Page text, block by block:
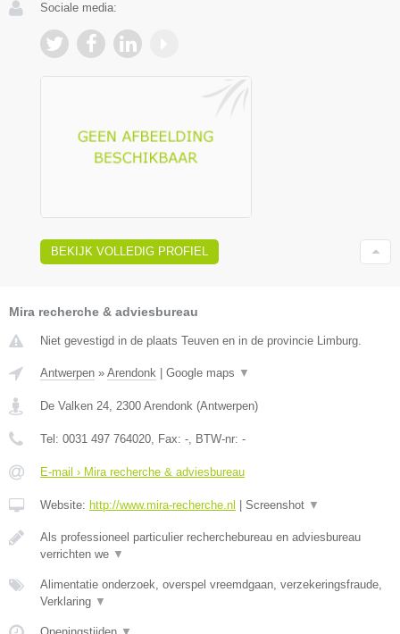
Sociale media:
BEKIJK VOLLEDIG PROFIEL
Mira recherche & adviesbureau
Niet gevestigd in de plaats Teuven en in de provincie Limburg.
Antwerpen » Arendonk Google maps ▼
De Valken 24 2300 Arendonk (Antwerpen)
Tel: 0031 497 764020 , Fax: - , BTW-nr: -
E-mail › Mira recherche & adviesbureau
Website: http://www.mira-recherche.nl Screenshot ▼
Als professioneel particulier recherchebureau en adviesbureau
verrichten we ▼
Alimentatie onderzoek, overspel vreemdgaan, verzekeringsfraude,
Verklaring ▼